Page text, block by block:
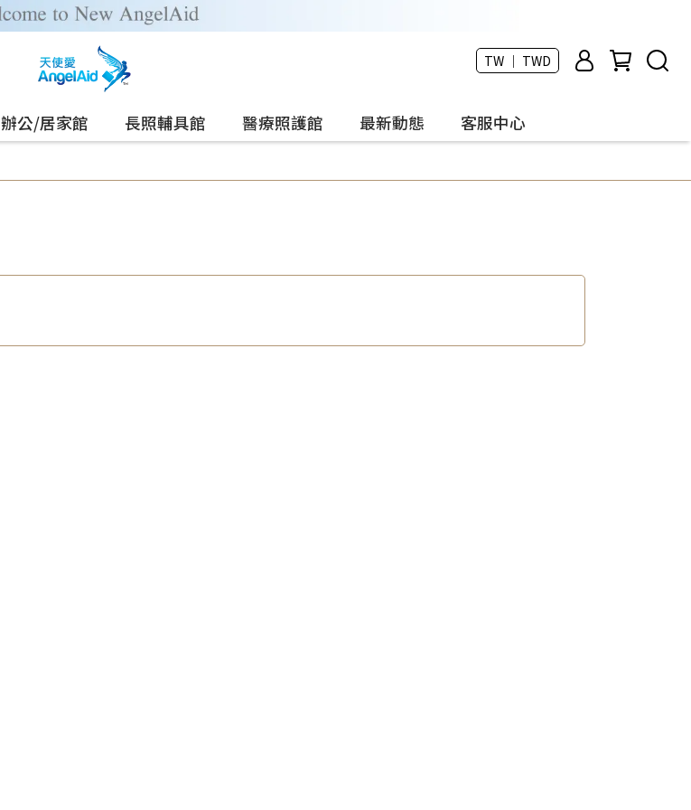
TW ｜ TWD
辦公/居家館 長照輔具館 醫療照護館 最新動態 客服中心